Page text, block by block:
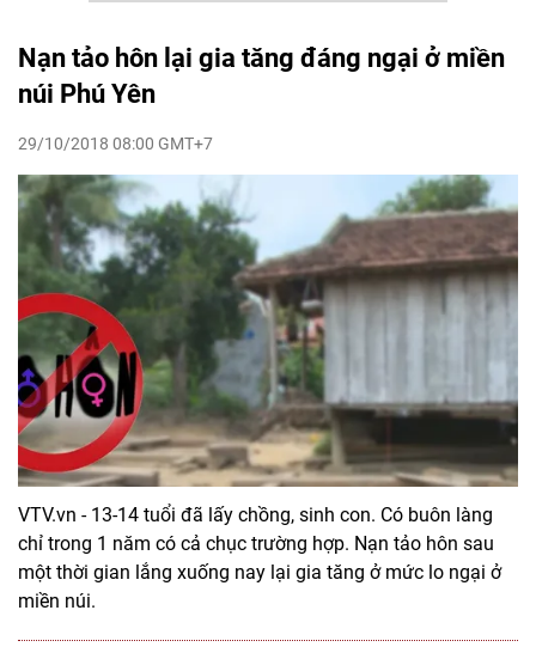
Nạn tảo hôn lại gia tăng đáng ngại ở miền
núi Phú Yên
29/10/2018 08:00 GMT+7
VTV.vn - 13-14 tuổi đã lấy chồng, sinh con. Có buôn làng
chỉ trong 1 năm có cả chục trường hợp. Nạn tảo hôn sau
một thời gian lắng xuống nay lại gia tăng ở mức lo ngại ở
miền núi.